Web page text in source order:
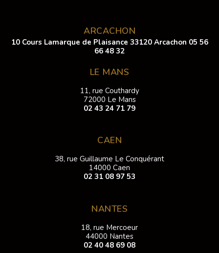
ARCACHON
10 Cours Lamarque de Plaisance 33120 Arcachon 05 56
66 48 32
LE MANS
11, rue Couthardy
72000 Le Mans
02 43 24 71 79
CAEN
38, rue Guillaume Le Conquérant
14000 Caen
02 31 08 97 53
NANTES
18, rue Mercoeur
44000 Nantes
02 40 48 69 08